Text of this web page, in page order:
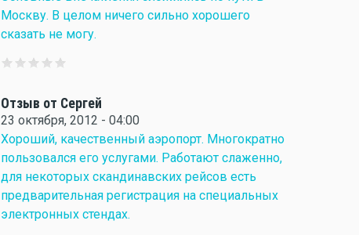
Москву. В целом ничего сильно хорошего
сказать не могу.
Отзыв от Сергей
23 октября, 2012 - 04:00
Хороший, качественный аэропорт. Многократно
пользовался его услугами. Работают слаженно,
для некоторых скандинавских рейсов есть
предварительная регистрация на специальных
электронных стендах.